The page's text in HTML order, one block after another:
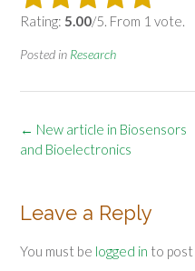
Rating: 5.00/5. From 1 vote.
Posted in Research
Post
navigation
← New article in Biosensors
and Bioelectronics
Leave a Reply
You must be logged in to post